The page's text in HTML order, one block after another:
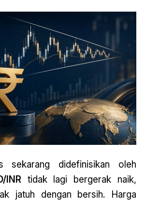
sekarang didefinisikan oleh
INRtidak lagi bergerak naik,
jatuh dengan bersih. Harga